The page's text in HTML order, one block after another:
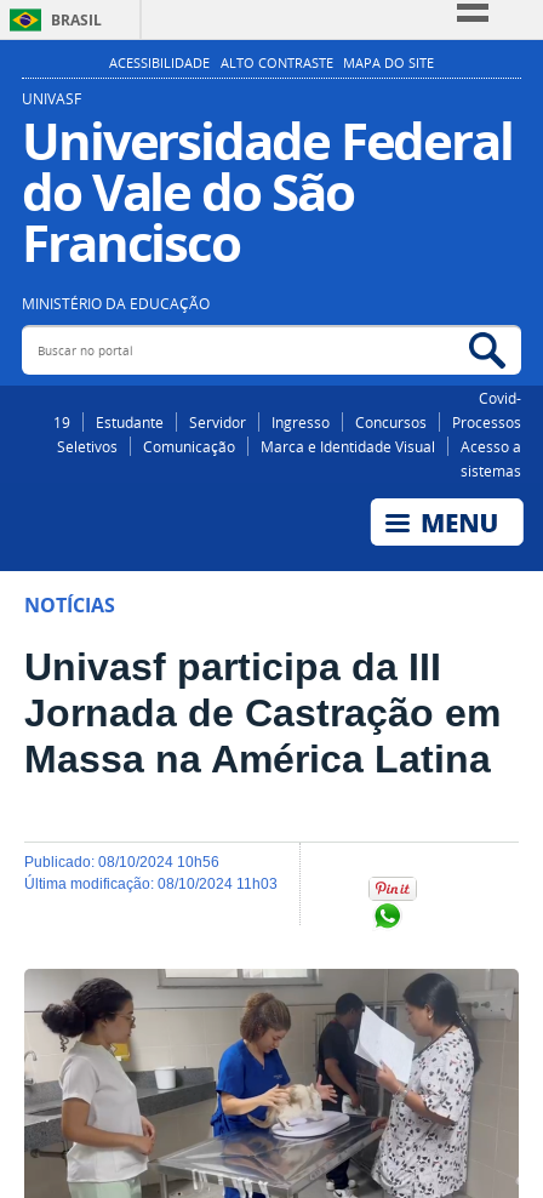
BRASIL
Simplifique!
Participe
Acesso à informação
Legislação
ACESSIBILIDADE ALTO CONTRASTE MAPA DO SITE
UNIVASF
Universidade Federal
do Vale do São
Francisco
MINISTÉRIO DA EDUCAÇÃO
Buscar no portal
Covid-
19
Estudante Servidor Ingresso Concursos
Processos
Seletivos
Comunicação Marca e Identidade Visual
Acesso a
sistemas
NOTÍCIAS
Univasf participa da III
Jornada de Castração em
Massa na América Latina
publicado: 08/10/2024 10h56
última modificação: 08/10/2024 11h03